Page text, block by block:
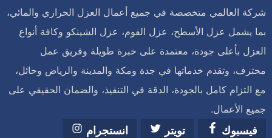
شركة العالمي متخصصة في جميع أعمال العزل الحراري والمائي،
بما يشمل عزل الأسطح، عزل الفوم، عزل الشينكو وكافة أنواع
العزل بأعلى جودة، معتمدة على خبرة طويلة وفريق عمل
محترف، وتقدم خدماتها في جدة ومكة والمدينة والرياض وحائل،
مع التزام كامل بالجودة، الدقة في التنفيذ، والضمان الحقيقي على
جميع الأعمال.
فيسبوك
تويتر انستجرام